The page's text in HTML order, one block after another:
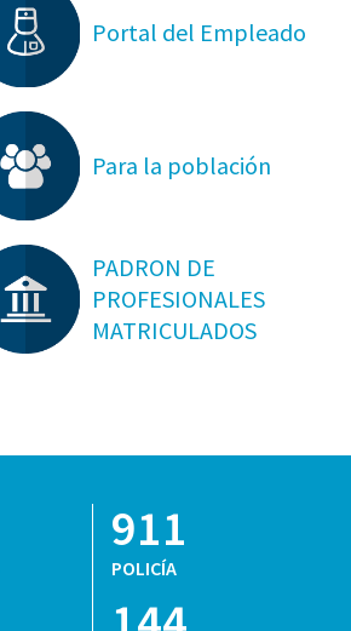
Portal del Empleado
Para la población
PADRON DE
PROFESIONALES
MATRICULADOS
911
POLICÍA